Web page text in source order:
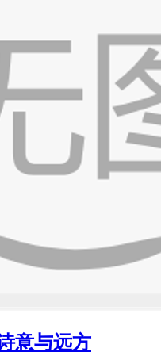
意与远方